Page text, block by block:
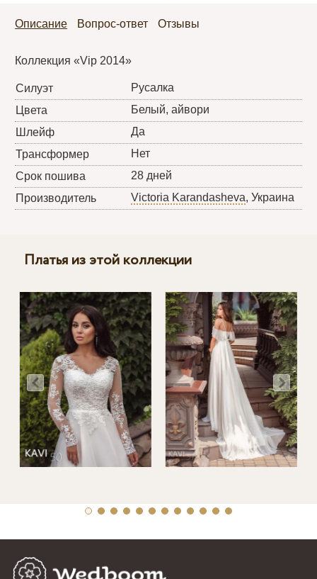
Описание Вопрос-ответ Отзывы
Коллекция «Vip 2014»
Силуэт
Русалка
Цвета
Белый, айвори
Шлейф
Да
Трансформер
Нет
Срок пошива
28 дней
Производитель
Victoria Karandasheva, Украина
Платья из этой коллекции